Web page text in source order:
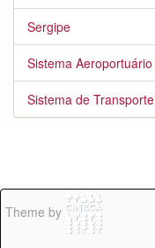
Sergipe
Sistema Aeroportuário
Sistema de Transporte
Theme by